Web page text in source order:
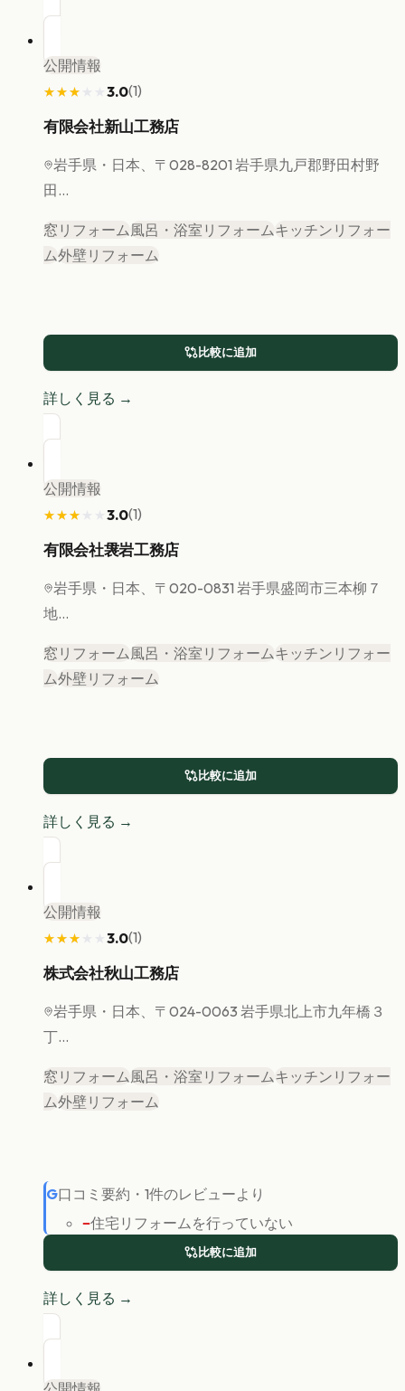
公開情報
★★★★★
★★★★★ 3.0(1)
有限会社新山工務店
岩手県 ・日本、〒028-8201 岩手県九戸郡野田村野
田...
窓リフォーム風呂・浴室リフォームキッチンリフォー
ム外壁リフォーム
比較に追加
詳しく見る →
公開情報
★★★★★
★★★★★ 3.0(1)
有限会社袰岩工務店
岩手県 ・日本、〒020-0831 岩手県盛岡市三本柳７
地...
窓リフォーム風呂・浴室リフォームキッチンリフォー
ム外壁リフォーム
比較に追加
詳しく見る →
公開情報
★★★★★
★★★★★ 3.0(1)
株式会社秋山工務店
岩手県 ・日本、〒024-0063 岩手県北上市九年橋３
丁...
窓リフォーム風呂・浴室リフォームキッチンリフォー
ム外壁リフォーム
G口コミ要約 ・ 1件のレビューより
−住宅リフォームを行っていない
比較に追加
詳しく見る →